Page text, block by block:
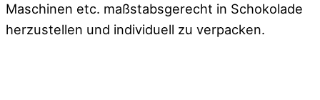
Maschinen etc. maßstabsgerecht in Schokolade
herzustellen und individuell zu verpacken.